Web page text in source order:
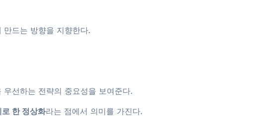
드는 방향을 지향한다.
선하는 전략의 중요성을 보여준다.
한 정상화라는 점에서 의미를 가진다.